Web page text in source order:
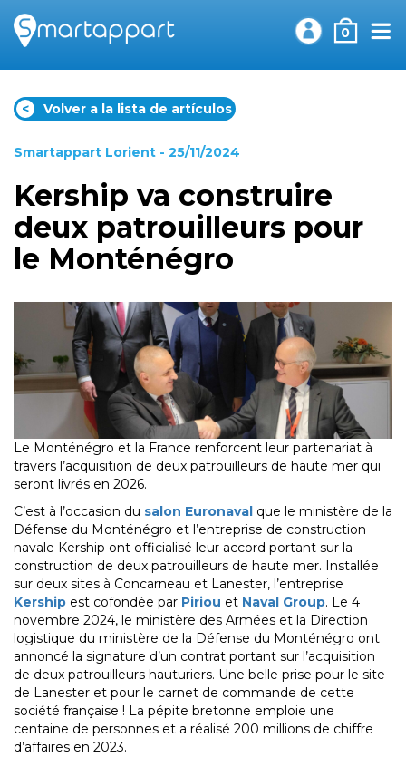
0
< Volver a la lista de artículos
Smartappart Lorient - 25/11/2024
Kership va construire
deux patrouilleurs pour
le Monténégro
Le Monténégro et la France renforcent leur partenariat à
travers l’acquisition de deux patrouilleurs de haute mer qui
seront livrés en 2026.
C’est à l’occasion du salon Euronaval que le ministère de la
Défense du Monténégro et l’entreprise de construction
navale Kership ont officialisé leur accord portant sur la
construction de deux patrouilleurs de haute mer. Installée
sur deux sites à Concarneau et Lanester, l’entreprise
Kership est cofondée par Piriou et Naval Group. Le 4
novembre 2024, le ministère des Armées et la Direction
logistique du ministère de la Défense du Monténégro ont
annoncé la signature d’un contrat portant sur l’acquisition
de deux patrouilleurs hauturiers. Une belle prise pour le site
de Lanester et pour le carnet de commande de cette
société française ! La pépite bretonne emploie une
centaine de personnes et a réalisé 200 millions de chiffre
d’affaires en 2023.